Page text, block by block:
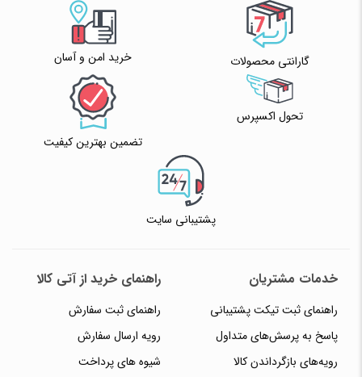
گارانتی محصولات خرید امن و آسان
تحول اکسپرس
تضمین بهترین کیفیت
پشتیبانی سایت
خدمات مشتریان
راهنمای ثبت تیکت پشتیبانی
پاسخ به پرسش‌های متداول
رویه‌های بازگرداندن کالا
راهنمای خرید از آتی کالا
راهنمای ثبت سفارش
رویه ارسال سفارش
شیوه های پرداخت